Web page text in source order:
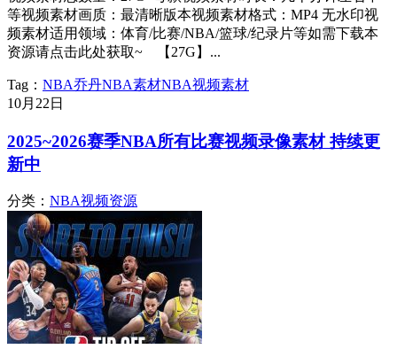
等视频素材画质：最清晰版本视频素材格式：MP4 无水印视
频素材适用领域：体育/比赛/NBA/篮球/纪录片等如需下载本
资源请点击此处获取~ 【27G】...
Tag： NBA乔丹NBA素材NBA视频素材
10月 22日
2025~2026赛季NBA所有比赛视频录像素材 持续更
新中
分类： NBA视频资源